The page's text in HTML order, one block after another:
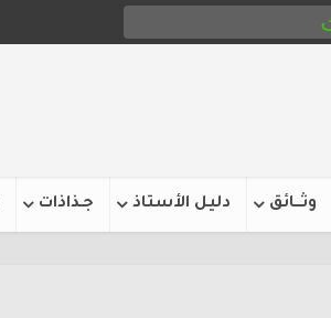
وثـــائق دليل الأستاذ جـذاذات